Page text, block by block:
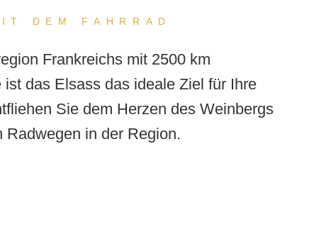
DEM FAHRRAD
Frankreichs mit 2500 km
ist das Elsass das ideale Ziel für Ihre
Sie dem Herzen des Weinbergs
Radwegen in der Region.